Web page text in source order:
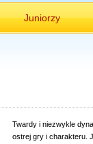
Juniorzy
Twardy i niezwykle
ostrej gry i charakteru.